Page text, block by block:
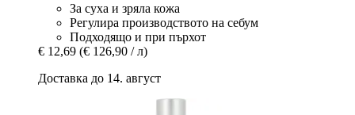
За суха и зряла кожа
Регулира производството на себум
Подходящо и при пърхот
€ 12,69 (€ 126,90 / л)
Доставка до 14. август